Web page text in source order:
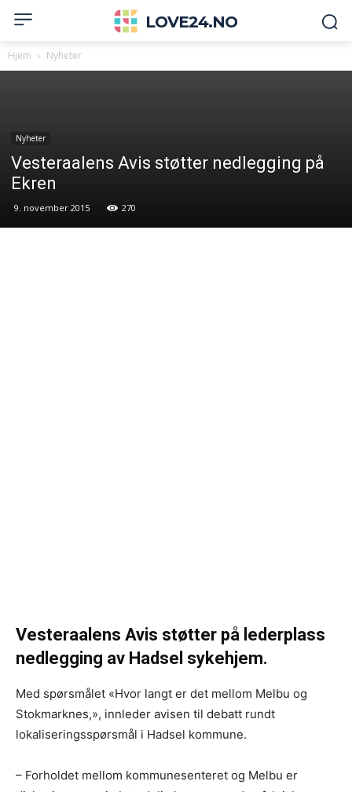
LOVE24.NO
Hjem Nyheter
Nyheter
Vesteraalens Avis støtter nedlegging på
Ekren
9. november 2015 270
Vesteraalens Avis støtter på lederplass
nedlegging av Hadsel sykehjem.
Med spørsmålet «Hvor langt er det mellom Melbu og
Stokmarknes,», innleder avisen til debatt rundt
lokaliseringsspørsmål i Hadsel kommune.
– Forholdet mellom kommunesenteret og Melbu er